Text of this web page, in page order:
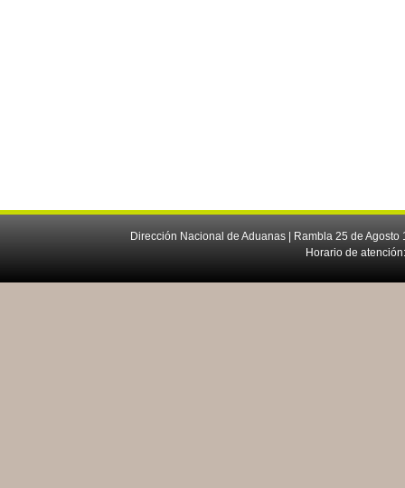
Dirección Nacional de Aduanas | Rambla 25 de
Horario de